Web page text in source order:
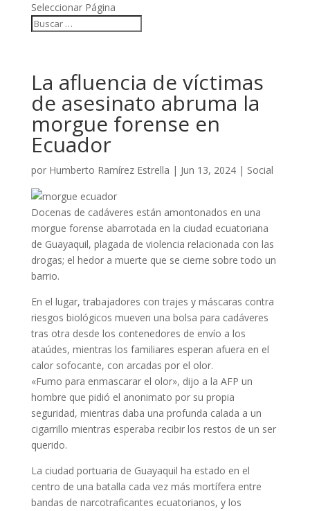
Seleccionar Página
La afluencia de víctimas
de asesinato abruma la
morgue forense en
Ecuador
por Humberto Ramírez Estrella | Jun 13, 2024| Social
Docenas de cadáveres están amontonados en una
morgue forense abarrotada en la ciudad ecuatoriana
de Guayaquil, plagada de violencia relacionada con las
drogas; el hedor a muerte que se cierne sobre todo un
barrio.
En el lugar, trabajadores con trajes y máscaras contra
riesgos biológicos mueven una bolsa para cadáveres
tras otra desde los contenedores de envío a los
ataúdes, mientras los familiares esperan afuera en el
calor sofocante, con arcadas por el olor.
«Fumo para enmascarar el olor», dijo a la AFP un
hombre que pidió el anonimato por su propia
seguridad, mientras daba una profunda calada a un
cigarrillo mientras esperaba recibir los restos de un ser
querido.
La ciudad portuaria de Guayaquil ha estado en el
centro de una batalla cada vez más mortífera entre
bandas de narcotraficantes ecuatorianos, y los